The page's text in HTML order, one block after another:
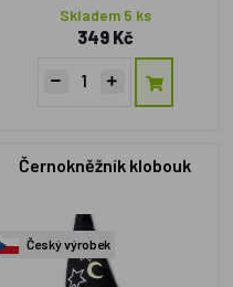
Skladem 5 ks
349 Kč
Černokněžník klobouk
Český výrobek